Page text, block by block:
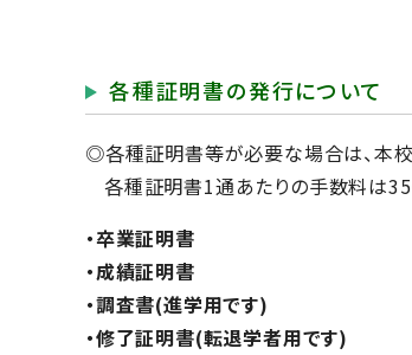
各種証明書の発行について
◎各種証明書等が必要な場合は、本校
各種証明書1通あたりの手数料は
・卒業証明書
・成績証明書
・調査書(進学用です)
・修了証明書(転退学者用です)